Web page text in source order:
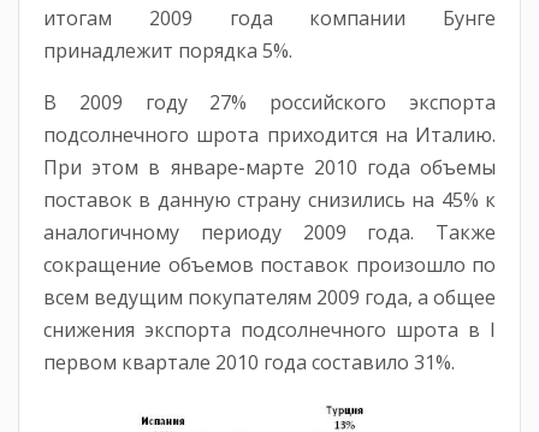
итогам 2009 года компании Бунге
принадлежит порядка 5%.
В 2009 году 27% российского экспорта
подсолнечного шрота приходится на Италию.
При этом в январе-марте 2010 года объемы
поставок в данную страну снизились на 45% к
аналогичному периоду 2009 года. Также
сокращение объемов поставок произошло по
всем ведущим покупателям 2009 года, а общее
снижения экспорта подсолнечного шрота в I
первом квартале 2010 года составило 31%.